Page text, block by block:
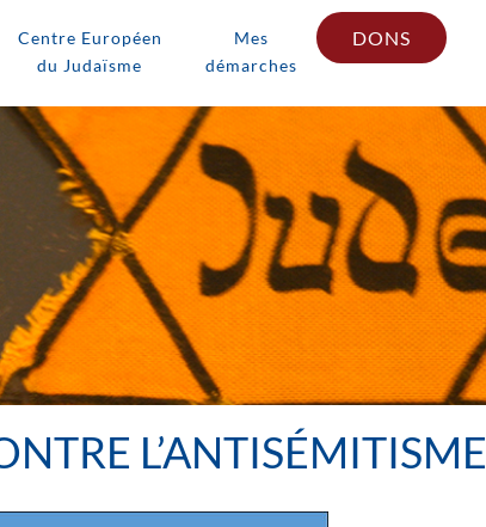
Centre Européen
du Judaïsme
Mes
démarches
DONS
L’ANTISÉMITISME